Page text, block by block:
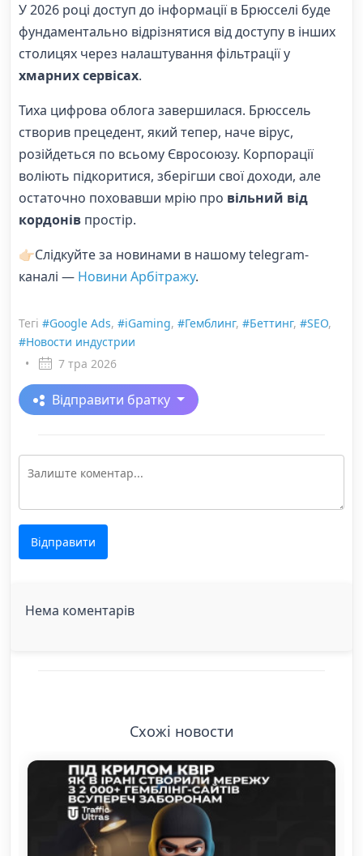
У 2026 році доступ до інформації в Брюсселі буде
фундаментально відрізнятися від доступу в інших
столицях через налаштування фільтрації у
хмарних сервісах.
Тиха цифрова облога завершилася. Брюссель
створив прецедент, який тепер, наче вірус,
розійдеться по всьому Євросоюзу. Корпорації
воліють підкоритися, зберігши свої доходи, але
остаточно поховавши мрію про вільний від
кордонів простір.
👉🏻Слідкуйте за новинами в нашому telegram-
каналі — Новини Арбітражу.
Тегі #Google Ads, #iGaming, #Гемблинг, #Беттинг, #SEO,
#Новости индустрии
•
7 тра 2026
Відправити братку
Відправити
Нема коментарів
Схожі новости